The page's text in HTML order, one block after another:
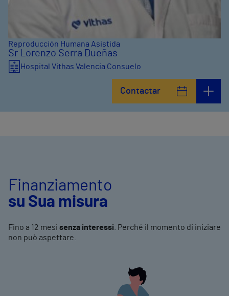
Reproducción Humana Asistida
Sr Lorenzo Serra Dueñas
Hospital Vithas Valencia Consuelo
Contactar
Finanziamento
su Sua misura
Fino a 12 mesi senza interessi . Perché il momento di iniziare
non può aspettare.